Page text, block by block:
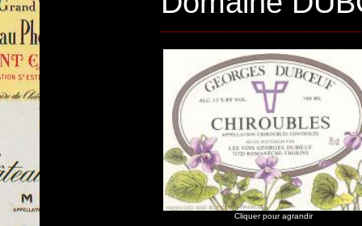
Cliquer pour agrandir